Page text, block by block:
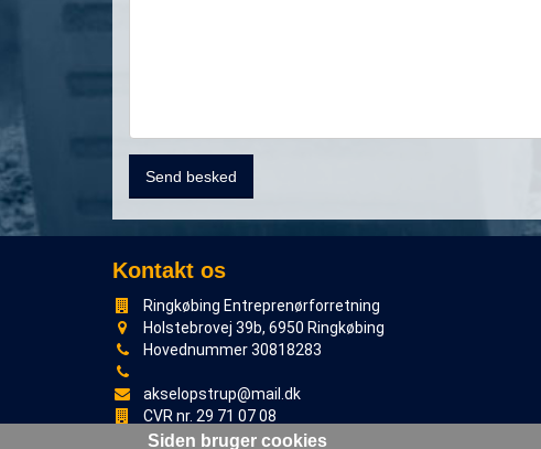
Kontakt os
Ringkøbing Entreprenørforretning
Holstebrovej 39b, 6950 Ringkøbing
Hovednummer 30818283
akselopstrup@mail.dk
CVR nr. 29 71 07 08
Bankkonto: 9629 8980411266
Siden bruger cookies